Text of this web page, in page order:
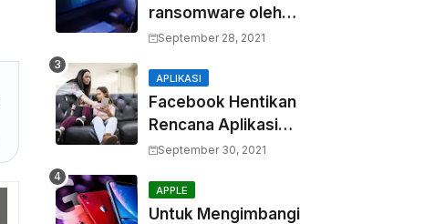
ransomware oleh
hacker! Berikut adalah
September 28, 2021
APLIKASI
Facebook Hentikan
Rencana Aplikasi
Instagram Kids
September 30, 2021
APPLE
Untuk Mengimbangi